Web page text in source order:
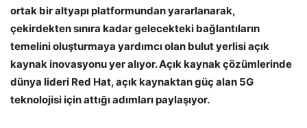
ortak bir altyapı platformundan yararlanarak,
çekirdekten sınıra kadar gelecekteki bağlantıların
temelini oluşturmaya yardımcı olan bulut yerlisi açık
kaynak inovasyonu yer alıyor. Açık kaynak çözümlerinde
dünya lideri Red Hat, açık kaynaktan güç alan 5G
teknolojisi için attığı adımları paylaşıyor.